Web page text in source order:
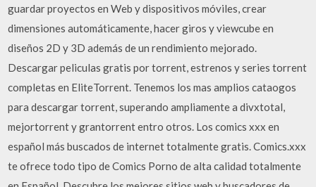
guardar proyectos en Web y dispositivos móviles, crear
dimensiones automáticamente, hacer giros y viewcube en
diseños 2D y 3D además de un rendimiento mejorado.
Descargar peliculas gratis por torrent, estrenos y series torrent
completas en EliteTorrent. Tenemos los mas amplios cataogos
para descargar torrent, superando ampliamente a divxtotal,
mejortorrent y grantorrent entro otros. Los comics xxx en
español más buscados de internet totalmente gratis. Comics.xxx
te ofrece todo tipo de Comics Porno de alta calidad totalmente